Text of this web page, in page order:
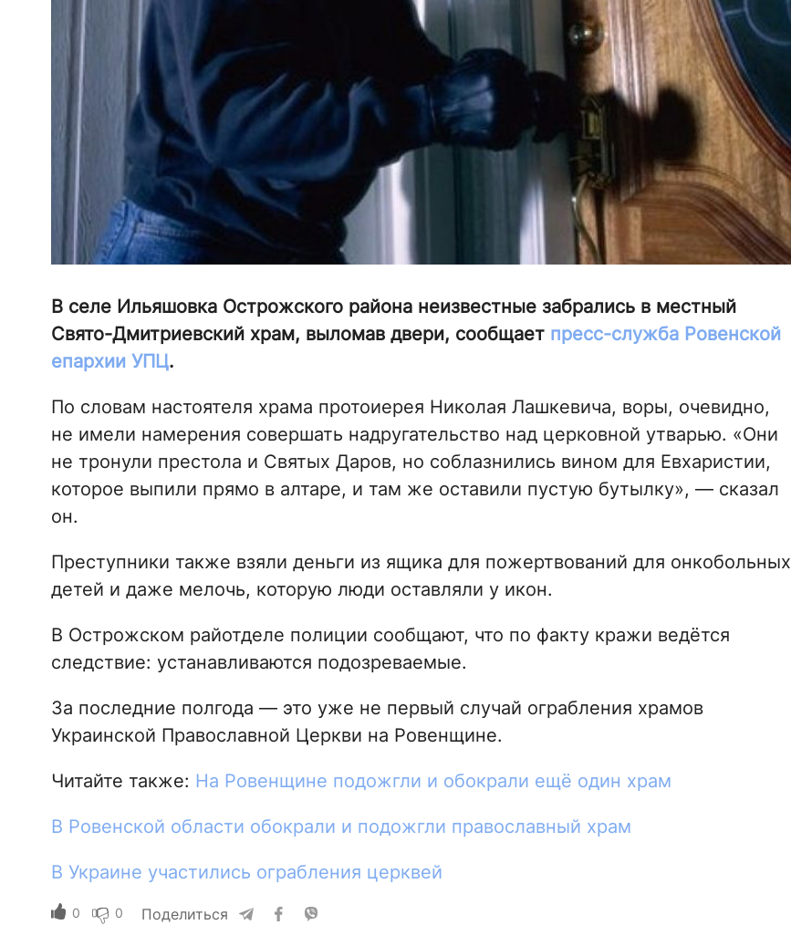
В селе Ильяшовка Острожского района неизвестные забрались в местный
Свято-Дмитриевский храм, выломав двери, сообщает пресс-служба Ровенской
епархии УПЦ.
По словам настоятеля храма протоиерея Николая Лашкевича, воры, очевидно,
не имели намерения совершать надругательство над церковной утварью. «Они
не тронули престола и Святых Даров, но соблазнились вином для Евхаристии,
которое выпили прямо в алтаре, и там же оставили пустую бутылку», — сказал
он.
Преступники также взяли деньги из ящика для пожертвований для онкобольных
детей и даже мелочь, которую люди оставляли у икон.
В Острожском райотделе полиции сообщают, что по факту кражи ведётся
следствие: устанавливаются подозреваемые.
За последние полгода — это уже не первый случай ограбления храмов
Украинской Православной Церкви на Ровенщине.
Читайте также: На Ровенщине подожгли и обокрали ещё один храм
В Ровенской области обокрали и подожгли православный храм
В Украине участились ограбления церквей
0 0 Поделиться